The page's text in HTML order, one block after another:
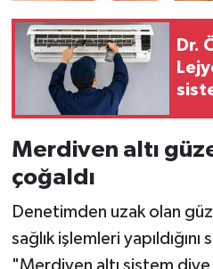
Dr.
Merdiven altı
çoğaldı
Denetimden uzak olan
sağlık işlemleri